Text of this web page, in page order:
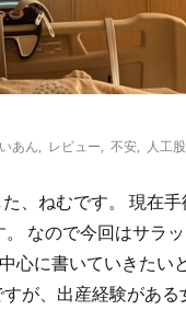
あん レビュー 不安 人工
、ねむです。 現在
なので今回はサラ
心に書いていきたい
が、出産経験があ